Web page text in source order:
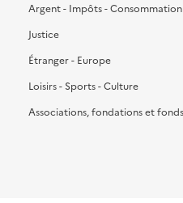
Argent - Impôts - Consommation
Justice
Étranger - Europe
Loisirs - Sports - Culture
Associations, fondations et